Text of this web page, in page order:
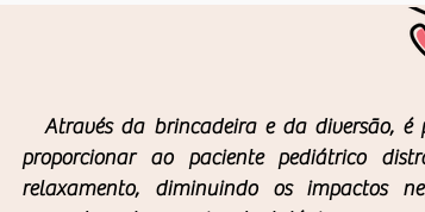
Através da brincadeira e da diversão, é
proporcionar ao paciente pediátrico
relaxamento, diminuindo os impactos